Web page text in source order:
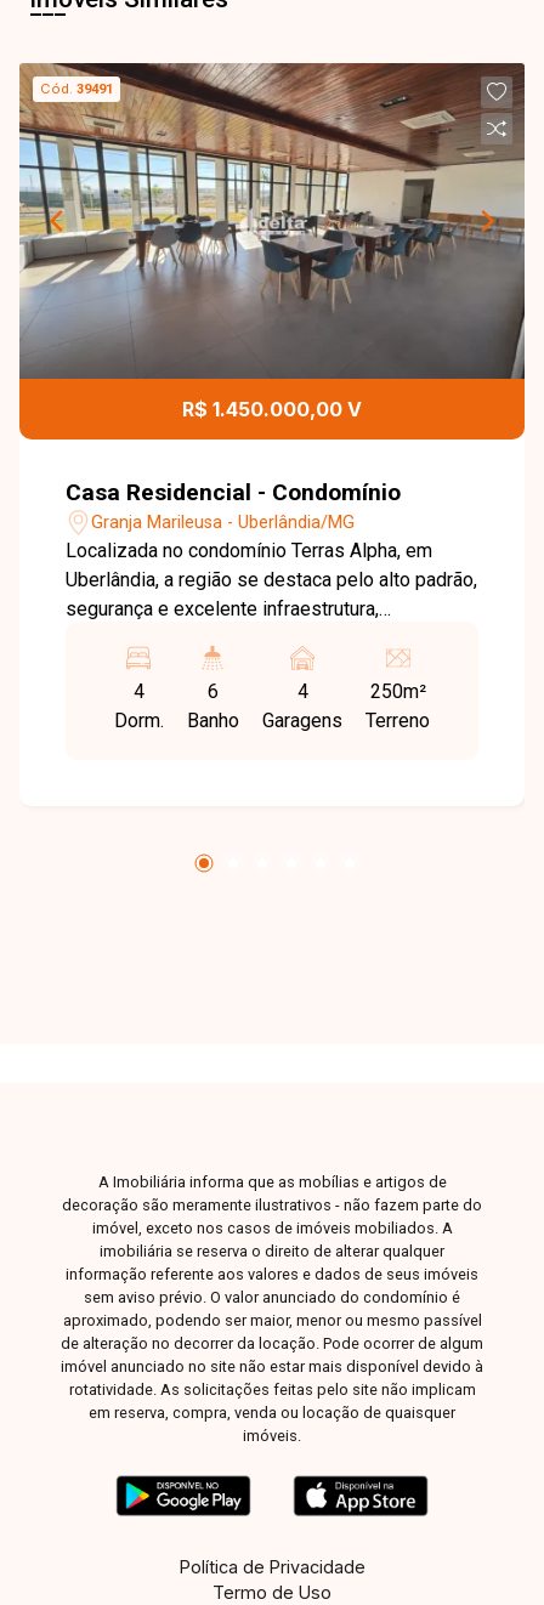
Cód.39491
R$ 1.450.000,00 V
Casa Residencial - Condomínio
Granja Marileusa - Uberlândia/MG
Localizada no condomínio Terras Alpha, em
Uberlândia, a região se destaca pelo alto padrão,
segurança e excelente infraestrutura,
com fácil acesso às principais vias da cidade. O
imóvel possui aproximadamente 199m² de área
construída, com sala em 2 ambientes e pé-
garagem sendo 2 cobertas. Uma excelente
4
Dorm.
6
Banho
4
Garagens
250m²
Terreno
A Imobiliária informa que as mobílias e artigos de
decoração são meramente ilustrativos - não fazem parte do
imóvel, exceto nos casos de imóveis mobiliados. A
imobiliária se reserva o direito de alterar qualquer
informação referente aos valores e dados de seus imóveis
sem aviso prévio. O valor anunciado do condomínio é
aproximado, podendo ser maior, menor ou mesmo passível
de alteração no decorrer da locação. Pode ocorrer de algum
imóvel anunciado no site não estar mais disponível devido à
rotatividade. As solicitações feitas pelo site não implicam
em reserva, compra, venda ou locação de quaisquer
imóveis.
Política de Privacidade
Termo de Uso